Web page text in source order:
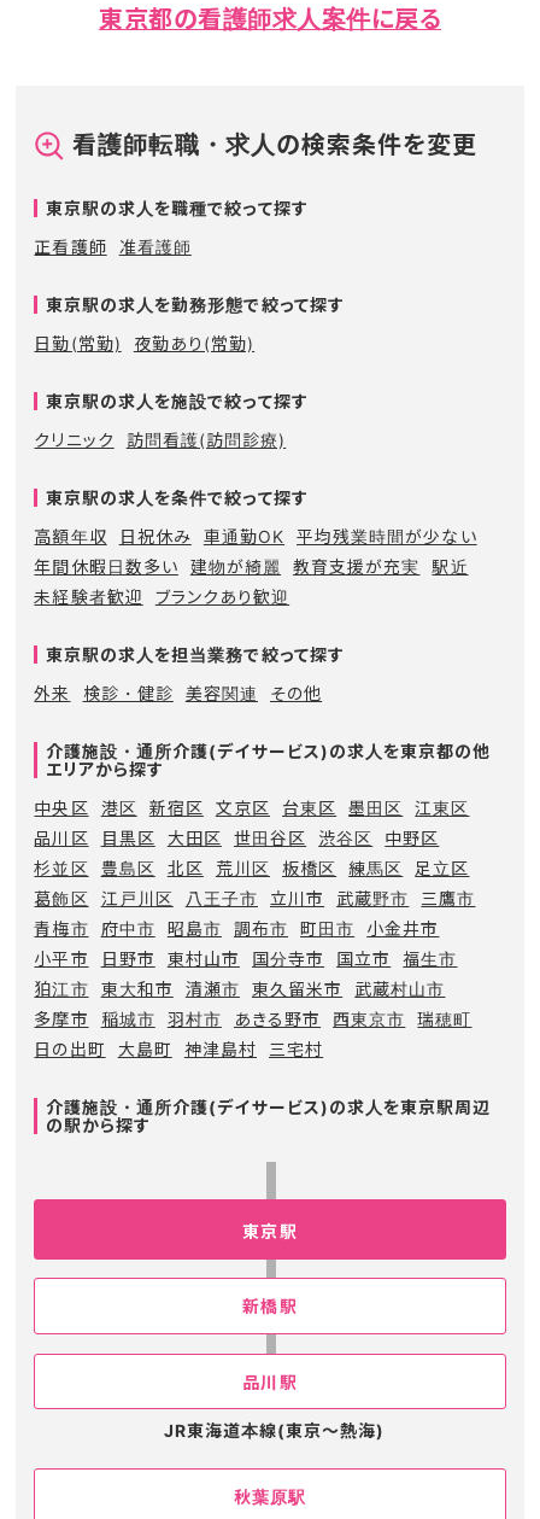
東京都の看護師求人案件に戻る
看護師転職・求人の検索条件を変更
東京駅の求人を職種で絞って探す
正看護師
准看護師
東京駅の求人を勤務形態で絞って探す
日勤(常勤)
夜勤あり(常勤)
東京駅の求人を施設で絞って探す
クリニック
訪問看護(訪問診療)
東京駅の求人を条件で絞って探す
高額年収
日祝休み 車通勤OK
平均残業時間が少ない
年間休暇日数多い
建物が綺麗 教育支援が充実
駅近
未経験者歓迎
ブランクあり歓迎
東京駅の求人を担当業務で絞って探す
外来
検診・健診 美容関連 その他
介護施設・通所介護(デイサービス)の求人を東京都の他
エリアから探す
中央区
港区 新宿区 文京区 台東区 墨田区
江東区
品川区
目黒区 大田区 世田谷区 渋谷区
中野区
杉並区
豊島区 北区 荒川区 板橋区 練馬区
足立区
葛飾区
江戸川区 八王子市 立川市 武蔵野市
三鷹市
青梅市
府中市 昭島市 調布市 町田市
小金井市
小平市
日野市 東村山市 国分寺市 国立市
福生市
狛江市
東大和市 清瀬市 東久留米市
武蔵村山市
多摩市
稲城市 羽村市 あきる野市 西東京市
瑞穂町
日の出町
大島町 神津島村 三宅村
介護施設・通所介護(デイサービス)の求人を東京駅周辺
の駅から探す
東京駅
新橋駅
品川駅
JR東海道本線(東京～熱海)
秋葉原駅